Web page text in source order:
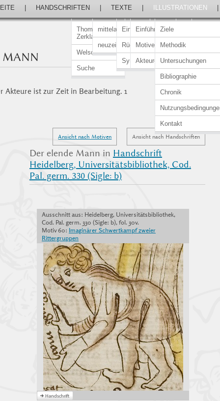
Thomasin von
Zerklaere
Welscher Gast
Suche
HANDSCHRIFTEN
mittelalterlich
neuzeitlich
TEXTE
Einführung
Rückert-Ausgabe
Synopsen
ILLUSTRATIONEN
Einführung
Motive
Akteure
Ziele
Methodik
Untersuchungen
Bibliographie
Chronik
Kontakt
MANN
Akteure ist zur Zeit in Bearbeitung. 1
Ansicht nach Handschriften
Ansicht nach Motiven
Der elende Mann in Handschrift
Heidelberg, Universitätsbibliothek, Cod.
Pal. germ. 330 (Sigle: b)
Ausschnitt aus: Heidelberg, Universitätsbibliothek,
Cod. Pal. germ. 330 (Sigle: b), fol. 30v.
Motiv 60: Imaginärer Schwertkampf zweier
Rittergruppen